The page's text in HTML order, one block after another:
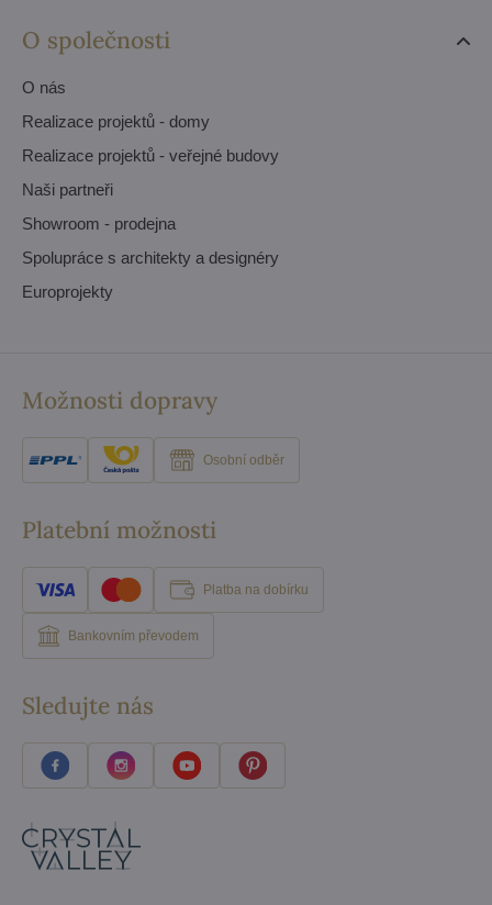
O společnosti
O nás
Realizace projektů - domy
Realizace projektů - veřejné budovy
Naši partneři
Showroom - prodejna
Spolupráce s architekty a designéry
Europrojekty
Možnosti dopravy
Osobní odběr
Platební možnosti
Platba na dobírku
Bankovním převodem
Sledujte nás